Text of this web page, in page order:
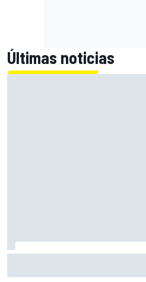
Últimas noticias